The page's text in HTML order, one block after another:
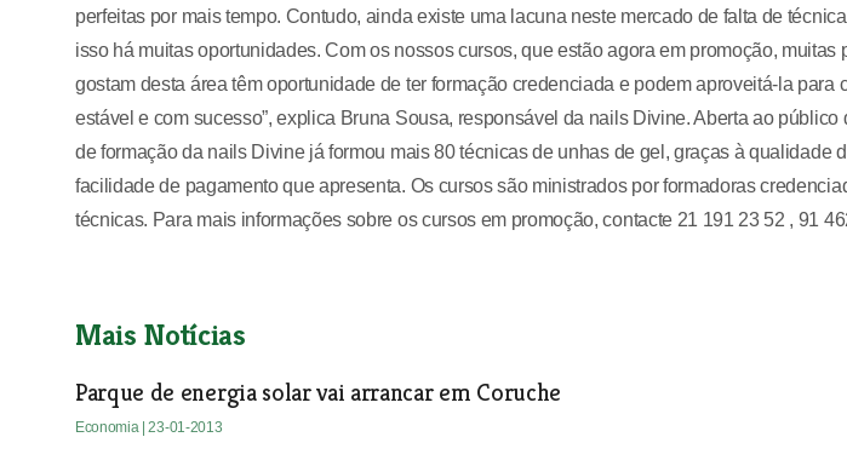
perfeitas por mais tempo. Contudo, ainda existe uma lacuna neste mercado de falta de
isso há muitas oportunidades. Com os nossos cursos, que estão agora em promoção,
gostam desta área têm oportunidade de ter formação credenciada e podem aproveitá-la para
estável e com sucesso”, explica Bruna Sousa, responsável da nails Divine. Aberta ao
de formação da nails Divine já formou mais 80 técnicas de unhas de gel, graças à qualidade
facilidade de pagamento que apresenta. Os cursos são ministrados por formadoras
técnicas. Para mais informações sobre os cursos em promoção, contacte 21 191 23 52 , 91
Mais Notícias
Parque de energia solar vai arrancar em Coruche
Economia | 23-01-2013